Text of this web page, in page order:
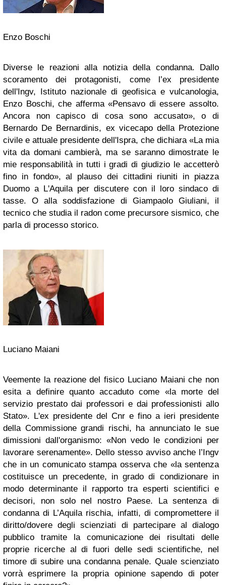
Enzo Boschi
Diverse le reazioni alla notizia della condanna. Dallo
scoramento dei protagonisti, come l’ex presidente
dell'Ingv, Istituto nazionale di geofisica e vulcanologia,
Enzo Boschi, che afferma «Pensavo di essere assolto.
Ancora non capisco di cosa sono accusato», o di
Bernardo De Bernardinis, ex vicecapo della Protezione
civile e attuale presidente dell'Ispra, che dichiara «La mia
vita da domani cambierà, ma se saranno dimostrate le
mie responsabilità in tutti i gradi di giudizio le accetterò
fino in fondo», al plauso dei cittadini riuniti in piazza
Duomo a L'Aquila per discutere con il loro sindaco di
tasse. O alla soddisfazione di Giampaolo Giuliani, il
tecnico che studia il radon come precursore sismico, che
parla di processo storico.
Luciano Maiani
Veemente la reazione del fisico Luciano Maiani che non
esita a definire quanto accaduto come «la morte del
servizio prestato dai professori e dai professionisti allo
Stato». L'ex presidente del Cnr e fino a ieri presidente
della Commissione grandi rischi, ha annunciato le sue
dimissioni dall'organismo: «Non vedo le condizioni per
lavorare serenamente». Dello stesso avviso anche l’Ingv
che in un comunicato stampa osserva che «la sentenza
costituisce un precedente, in grado di condizionare in
modo determinante il rapporto tra esperti scientifici e
decisori, non solo nel nostro Paese. La sentenza di
condanna di L’Aquila rischia, infatti, di compromettere il
diritto/dovere degli scienziati di partecipare al dialogo
pubblico tramite la comunicazione dei risultati delle
proprie ricerche al di fuori delle sedi scientifiche, nel
timore di subire una condanna penale. Quale scienziato
vorrà esprimere la propria opinione sapendo di poter